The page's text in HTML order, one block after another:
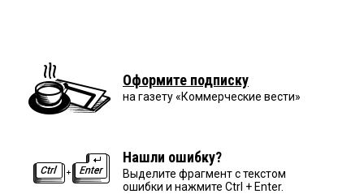
Оформите подписку
на газету «Коммерческие вести»
Нашли ошибку?
Выделите фрагмент с текстом
ошибки и нажмите Ctrl + Enter.